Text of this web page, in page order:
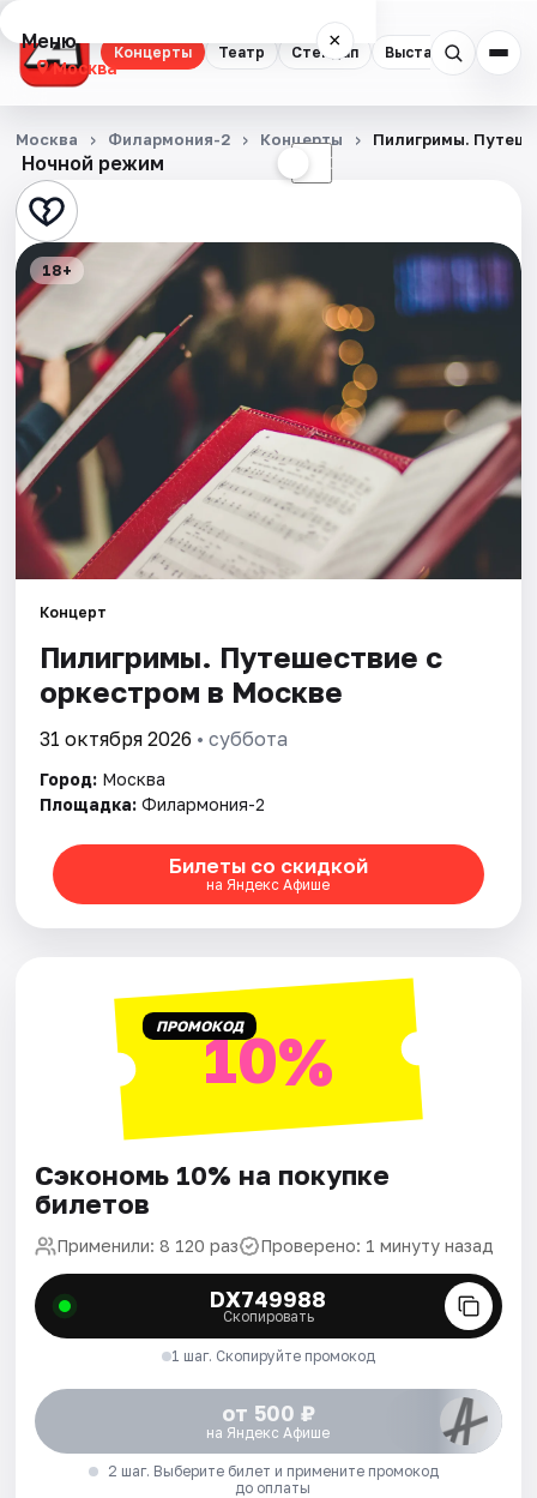
Концерты Театр Стендап Выставки
Меню ×
Москва
Концерты
Театр
Стендап
Выставки
Квесты
Экскурсии
Спорт
События
Площадки
Артисты
Ночной режим ☾
Москва Филармония-2 Концерты Пилигримы.
18+
Концерт
Пилигримы. Путешествие с
оркестром в Москве
31 октября 2026 • суббота
Город: Москва
Площадка: Филармония-2
Билеты со скидкой
на Яндекс Афише
ПРОМОКОД10%
Сэкономь 10% на покупке
билетов
Применили: 8 120 раз Проверено: 1 минуту назад
DX749988
Скопировать
1 шаг. Скопируйте промокод
от 500 ₽
на Яндекс Афише
2 шаг. Выберите билет и примените промокод
до оплаты